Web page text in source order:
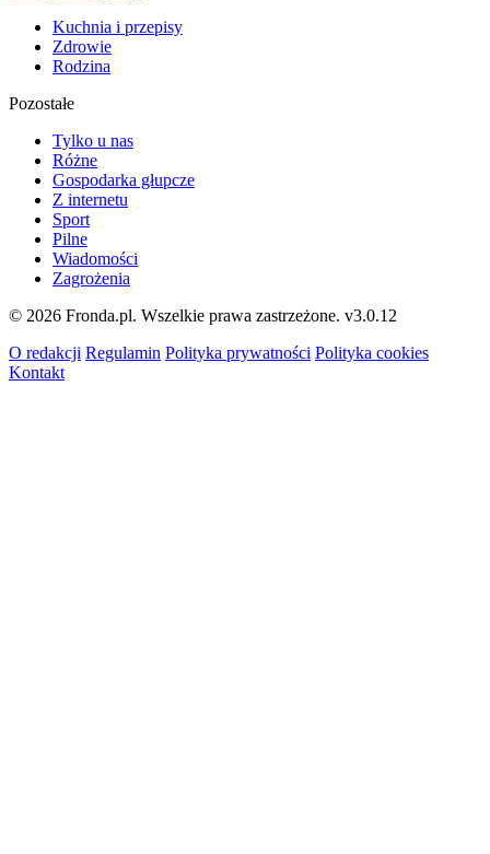
Kuchnia i przepisy
Zdrowie
Rodzina
Pozostałe
Tylko u nas
Różne
Gospodarka głupcze
Z internetu
Sport
Pilne
Wiadomości
Zagrożenia
© 2026 Fronda.pl. Wszelkie prawa zastrzeżone. v3.0.12
O redakcji Regulamin Polityka prywatności Polityka cookies
Kontakt